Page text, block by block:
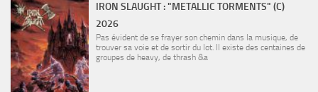
IRON SLAUGHT : "METALLIC TORMENTS" (C)
2026
Pas évident de se frayer son chemin dans la musique, de
trouver sa voie et de sortir du lot. Il existe des centaines de
groupes de heavy, de thrash &a